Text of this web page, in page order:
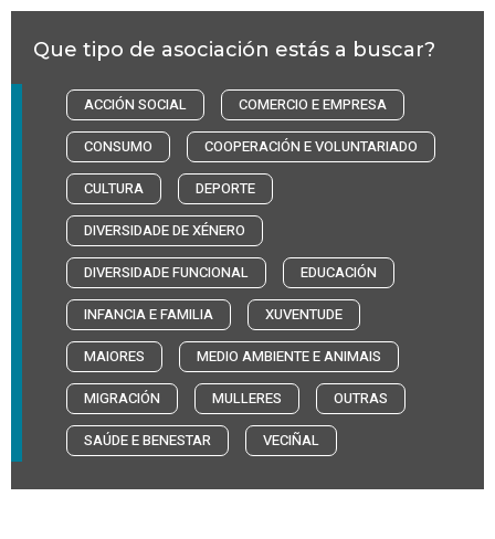
Que tipo de asociación estás a buscar?
ACCIÓN SOCIAL
COMERCIO E EMPRESA
CONSUMO
COOPERACIÓN E VOLUNTARIADO
CULTURA
DEPORTE
DIVERSIDADE DE XÉNERO
DIVERSIDADE FUNCIONAL
EDUCACIÓN
INFANCIA E FAMILIA
XUVENTUDE
MAIORES
MEDIO AMBIENTE E ANIMAIS
MIGRACIÓN
MULLERES
OUTRAS
SAÚDE E BENESTAR
VECIÑAL